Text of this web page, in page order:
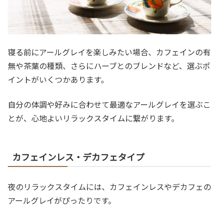
寝る前にアールグレイを楽しみたい場合、カフェインの有
無や茶葉の種類、さらにハーブとのブレンドなど、選ぶポ
イントがいくつかあります。
自分の体調や好みに合わせて最適なアールグレイを選ぶこ
とが、心地よいリラックスタイムに繋がります。
カフェインレス・デカフェタイプ
夜のリラックスタイムには、カフェインレスやデカフェの
アールグレイがぴったりです。